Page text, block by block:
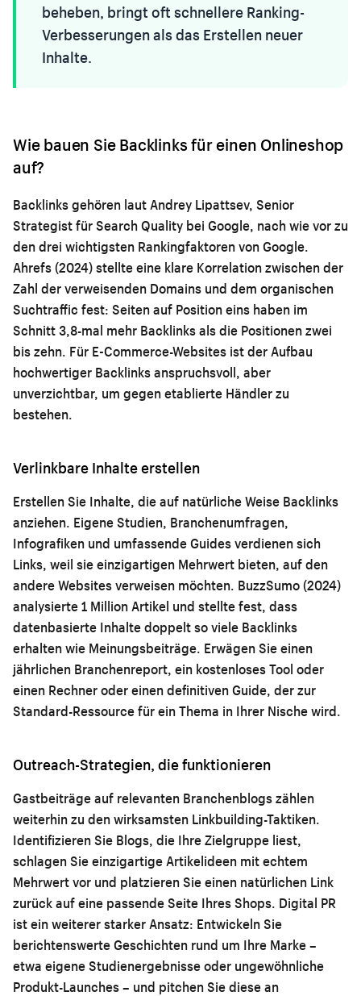
beheben, bringt oft schnellere Ranking-
Verbesserungen als das Erstellen neuer
Inhalte.
Wie bauen Sie Backlinks für einen Onlineshop
auf?
Backlinks gehören laut Andrey Lipattsev, Senior
Strategist für Search Quality bei Google, nach wie vor zu
den drei wichtigsten Rankingfaktoren von Google.
Ahrefs (2024) stellte eine klare Korrelation zwischen der
Zahl der verweisenden Domains und dem organischen
Suchtraffic fest: Seiten auf Position eins haben im
Schnitt 3,8-mal mehr Backlinks als die Positionen zwei
bis zehn. Für E-Commerce-Websites ist der Aufbau
hochwertiger Backlinks anspruchsvoll, aber
unverzichtbar, um gegen etablierte Händler zu
bestehen.
Verlinkbare Inhalte erstellen
Erstellen Sie Inhalte, die auf natürliche Weise Backlinks
anziehen. Eigene Studien, Branchenumfragen,
Infografiken und umfassende Guides verdienen sich
Links, weil sie einzigartigen Mehrwert bieten, auf den
andere Websites verweisen möchten. BuzzSumo (2024)
analysierte 1 Million Artikel und stellte fest, dass
datenbasierte Inhalte doppelt so viele Backlinks
erhalten wie Meinungsbeiträge. Erwägen Sie einen
jährlichen Branchenreport, ein kostenloses Tool oder
einen Rechner oder einen definitiven Guide, der zur
Standard-Ressource für ein Thema in Ihrer Nische wird.
Outreach-Strategien, die funktionieren
Gastbeiträge auf relevanten Branchenblogs zählen
weiterhin zu den wirksamsten Linkbuilding-Taktiken.
Identifizieren Sie Blogs, die Ihre Zielgruppe liest,
schlagen Sie einzigartige Artikelideen mit echtem
Mehrwert vor und platzieren Sie einen natürlichen Link
zurück auf eine passende Seite Ihres Shops. Digital PR
ist ein weiterer starker Ansatz: Entwickeln Sie
berichtenswerte Geschichten rund um Ihre Marke –
etwa eigene Studienergebnisse oder ungewöhnliche
Produkt-Launches – und pitchen Sie diese an